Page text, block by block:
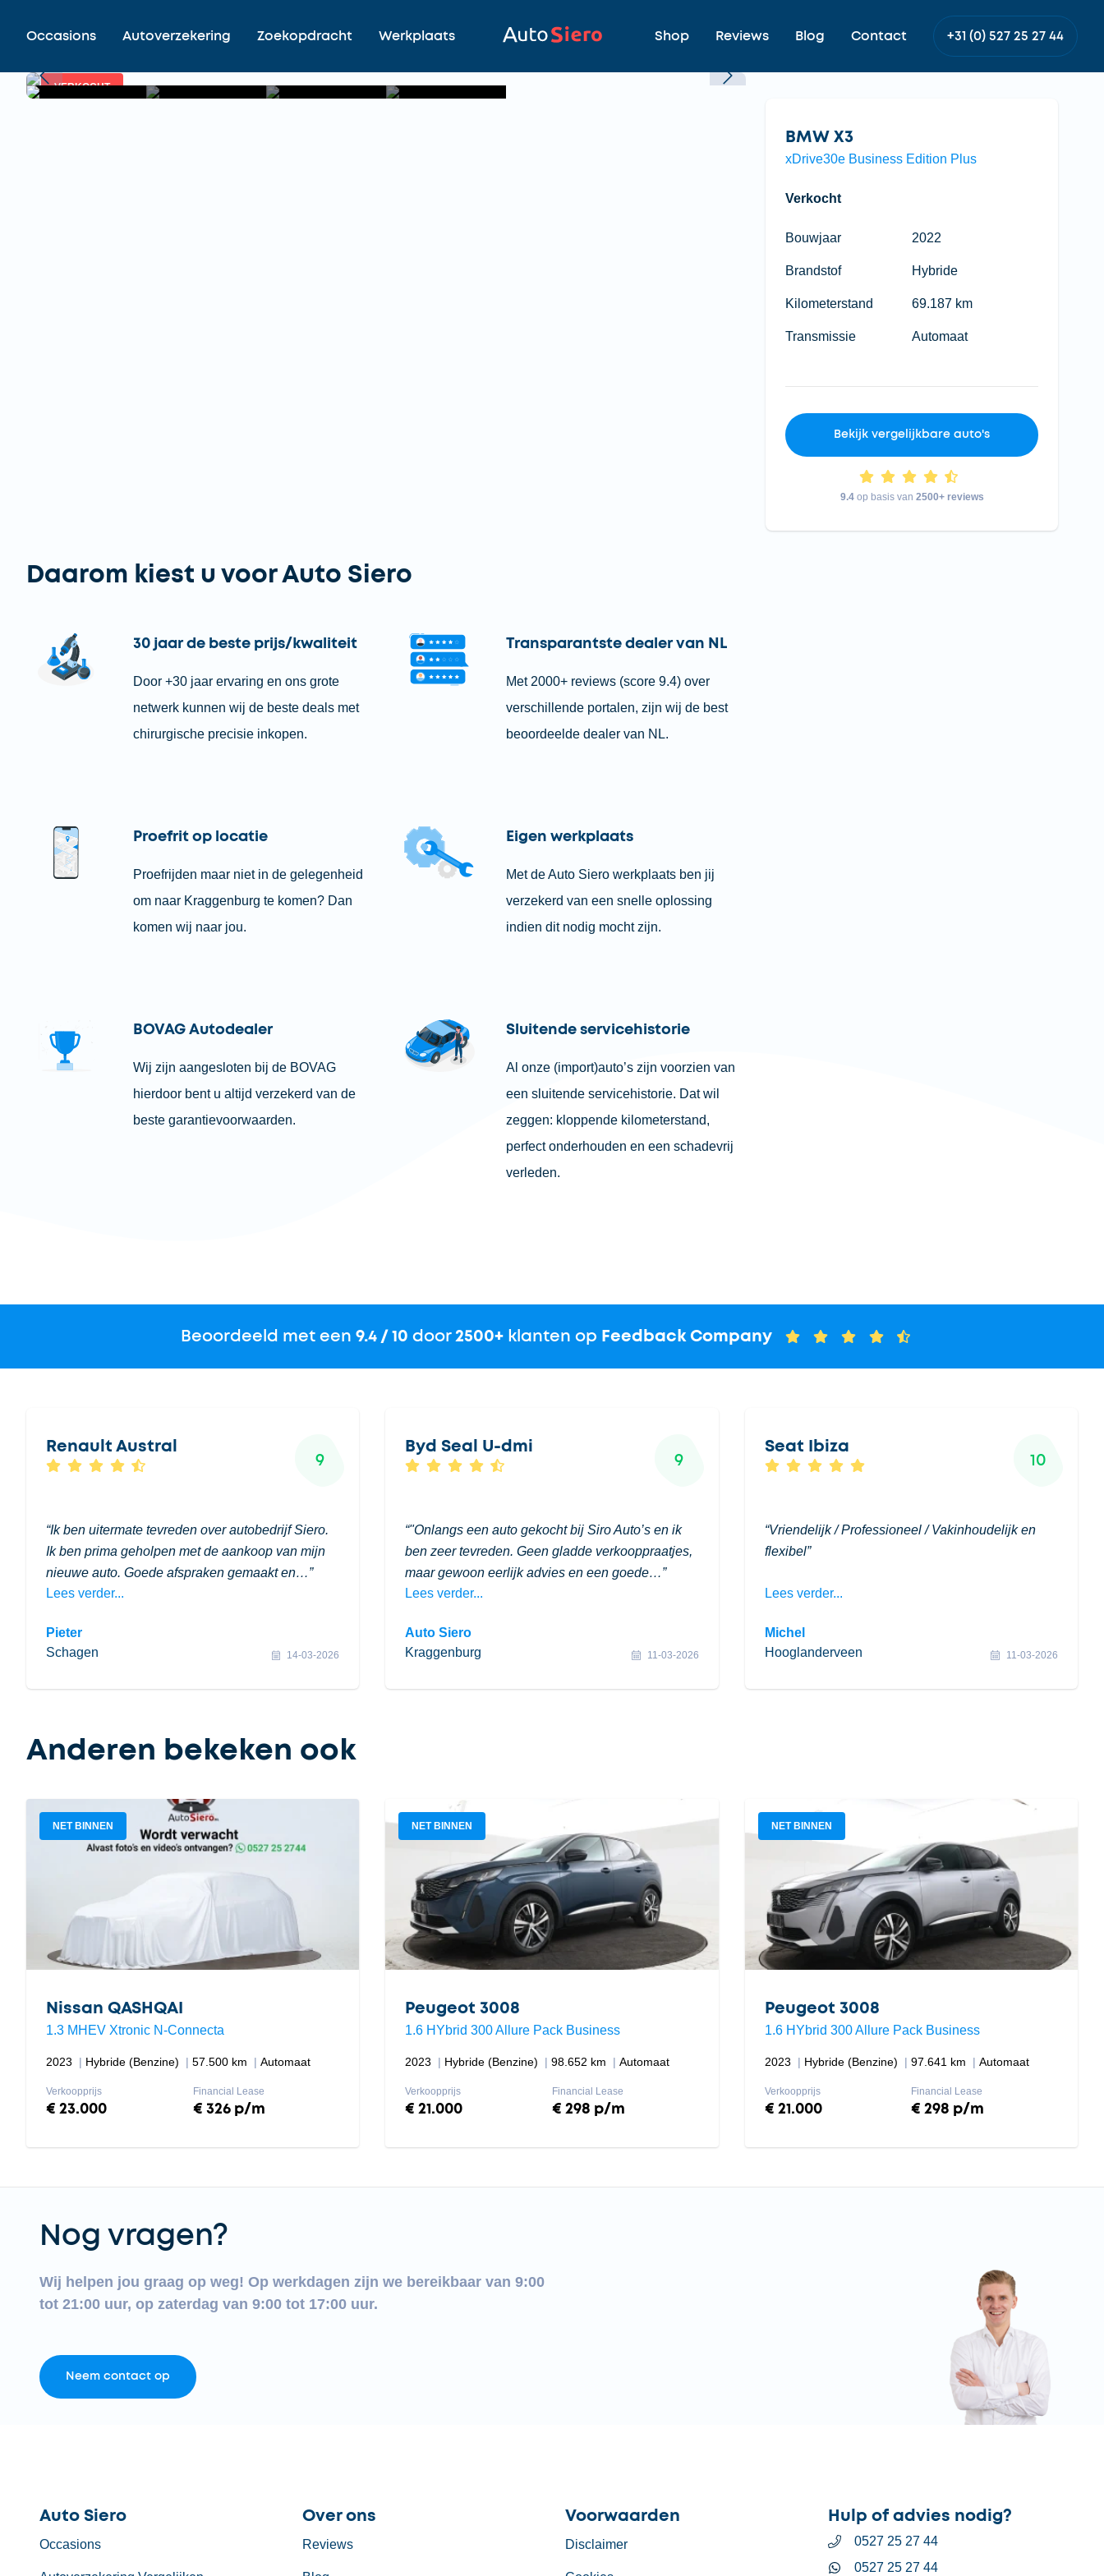
Occasions Autoverzekering Zoekopdracht Werkplaats Shop Reviews Blog Contact +31 (0) 527 25 27 44
VERKOCHT
BMW X3
xDrive30e Business Edition Plus
Verkocht
Bouwjaar 2022
Brandstof Hybride
Kilometerstand 69.187 km
Transmissie Automaat
Bekijk vergelijkbare auto's
9.4op basis van 2500+ reviews
Daarom kiest u voor Auto Siero
30 jaar de beste prijs/kwaliteit
Door +30 jaar ervaring en ons grote
netwerk kunnen wij de beste deals met
chirurgische precisie inkopen.
Transparantste dealer van NL
Met 2000+ reviews (score 9.4) over
verschillende portalen, zijn wij de best
beoordeelde dealer van NL.
Proefrit op locatie
Proefrijden maar niet in de gelegenheid
om naar Kraggenburg te komen? Dan
komen wij naar jou.
Eigen werkplaats
Met de Auto Siero werkplaats ben jij
verzekerd van een snelle oplossing
indien dit nodig mocht zijn.
BOVAG Autodealer
Wij zijn aangesloten bij de BOVAG
hierdoor bent u altijd verzekerd van de
beste garantievoorwaarden.
Sluitende servicehistorie
Al onze (import)auto’s zijn voorzien van
een sluitende servicehistorie. Dat wil
zeggen: kloppende kilometerstand,
perfect onderhouden en een schadevrij
verleden.
Beoordeeld met een 9.4 / 10 door 2500+klanten op Feedback Company
Renault Austral
9
Ik ben uitermate tevreden over autobedrijf Siero.
Ik ben prima geholpen met de aankoop van mijn
nieuwe auto. Goede afspraken gemaakt en…
Lees verder...
Pieter
Schagen
14-03-2026
Byd Seal U-dmi
9
"Onlangs een auto gekocht bij Siro Auto’s en ik
ben zeer tevreden. Geen gladde verkooppraatjes,
maar gewoon eerlijk advies en een goede…
Lees verder...
Auto Siero
Kraggenburg
11-03-2026
Seat Ibiza
10
Vriendelijk / Professioneel / Vakinhoudelijk en
flexibel
Lees verder...
Michel
Hooglanderveen
11-03-2026
Anderen bekeken ook
NET BINNEN
Nissan QASHQAI
1.3 MHEV Xtronic N-Connecta
2023 Hybride (Benzine) 57.500 km Automaat
Verkoopprijs
€ 23.000
Financial Lease
€ 326 p/m
NET BINNEN
Peugeot 3008
1.6 HYbrid 300 Allure Pack Business
2023 Hybride (Benzine) 98.652 km Automaat
Verkoopprijs
€ 21.000
Financial Lease
€ 298 p/m
NET BINNEN
Peugeot 3008
1.6 HYbrid 300 Allure Pack Business
2023 Hybride (Benzine) 97.641 km Automaat
Verkoopprijs
€ 21.000
Financial Lease
€ 298 p/m
Nog vragen?
Wij helpen jou graag op weg! Op werkdagen zijn we bereikbaar van 9:00
tot 21:00 uur, op zaterdag van 9:00 tot 17:00 uur.
Neem contact op
Auto Siero
Occasions
Over ons
Reviews
Voorwaarden
Disclaimer
Hulp of advies nodig?
0527 25 27 44
0527 25 27 44